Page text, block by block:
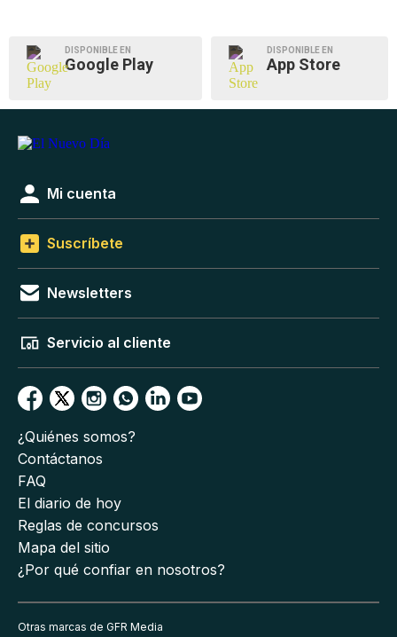
DISPONIBLE EN
Google Play
DISPONIBLE EN
App Store
Mi cuenta
Suscríbete
Newsletters
Servicio al cliente
¿Quiénes somos?
Contáctanos
FAQ
El diario de hoy
Reglas de concursos
Mapa del sitio
¿Por qué confiar en nosotros?
Otras marcas de GFR Media